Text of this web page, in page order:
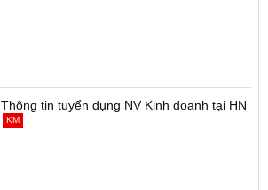
Thông tin tuyển dụng NV Kinh doanh tại HN
KM